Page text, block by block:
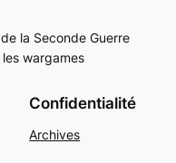
la Seconde Guerre
wargames
Confidentialité
Archives